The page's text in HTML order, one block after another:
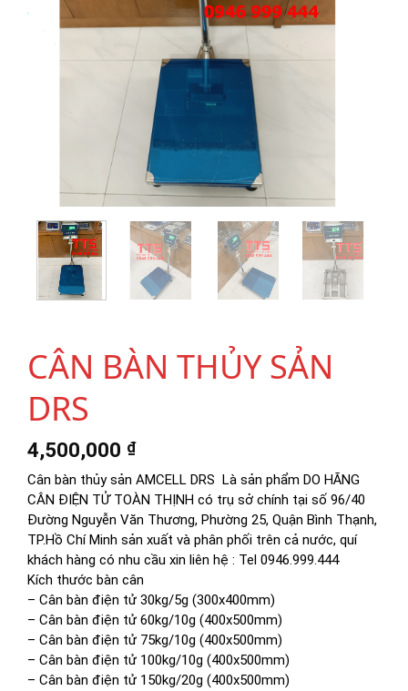
CÂN BÀN THỦY SẢN
DRS
4,500,000 ₫
Cân bàn thủy sản AMCELL DRS Là sản phẩm DO HÃNG
CÂN ĐIỆN TỬ TOÀN THỊNH có trụ sở chính tại số 96/40
Đường Nguyễn Văn Thương, Phường 25, Quận Bình Thạnh,
TP.Hồ Chí Minh sản xuất và phân phối trên cả nước, quí
khách hàng có nhu cầu xin liên hệ : Tel 0946.999.444
Kích thước bàn cân
– Cân bàn điện tử 30kg/5g (300x400mm)
– Cân bàn điện tử 60kg/10g (400x500mm)
– Cân bàn điện tử 75kg/10g (400x500mm)
– Cân bàn điện tử 100kg/10g (400x500mm)
– Cân bàn điện tử 150kg/20g (400x500mm)